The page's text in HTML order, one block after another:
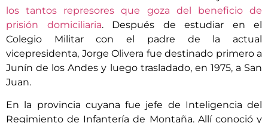
los tantos represores que goza del beneficio de
prisión domiciliaria. Después de estudiar en el
Colegio Militar con el padre de la actual
vicepresidenta, Jorge Olivera fue destinado primero a
Junín de los Andes y luego trasladado, en 1975, a San
Juan.
En la provincia cuyana fue jefe de Inteligencia del
Regimiento de Infantería de Montaña. Allí conoció y